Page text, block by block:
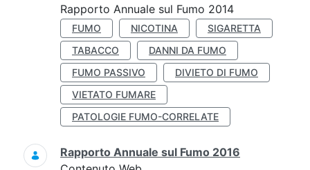
Rapporto Annuale sul Fumo 2014
FUMO NICOTINA
SIGARETTA
TABACCO
DANNI DA FUMO
FUMO PASSIVO
DIVIETO DI FUMO
VIETATO FUMARE
PATOLOGIE FUMO-CORRELATE
Rapporto Annuale sul Fumo 2016